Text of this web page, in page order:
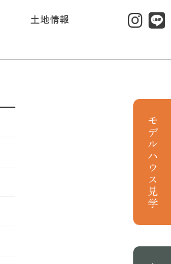
土地情報
モデルハウス見学